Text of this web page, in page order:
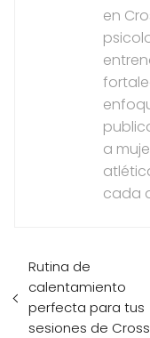
en
a
cada
Rutina de
calentamiento
perfecta para tus
sesiones de